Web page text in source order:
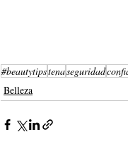
#beautytipstenaseguridad
Belleza